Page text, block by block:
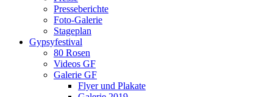
Presseberichte
Foto-Galerie
Stageplan
Gypsyfestival
80 Rosen
Videos GF
Galerie GF
Flyer und Plakate